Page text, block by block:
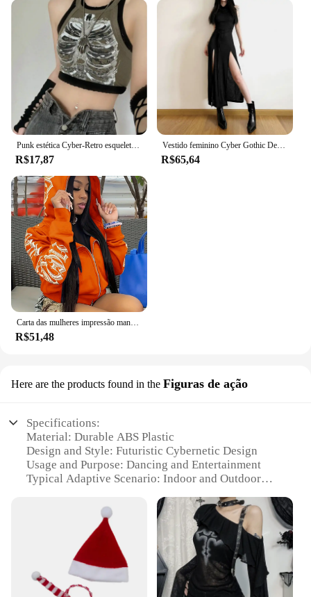
Punk estética Cyber-Retro esqueleto de raio-X feminino costela colete sem mangas, top crop ArmyGreen, roupas de grife, colete verão, 2024
R$17,87
Vestido feminino Cyber Gothic Desert Walker com capuz, Y2K Punk Grunge, Vestido Midi oco, Sexy Split Side, Streetwear sólido, Goth escuro
R$65,64
R$51,48
Here are the products found in the Figuras de ação
Specifications:
Material: Durable ABS Plastic
Design and Style: Futuristic Cybernetic Design
Usage and Purpose: Dancing and Entertainment
Typical Adaptive Scenario: Indoor and Outdoor
Shape or Size or Weight or Quantity: Robust and
Performance and Property: Interactive and
Responsive Movements
Features:
**Enthralling Entertainment for All Ages**